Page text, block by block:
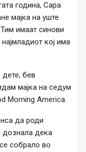
година, Сара
мајка на уште
имаат синови
кој има
бев
мајка на седум
Morning America.
да роди
дознала дека
собрало во